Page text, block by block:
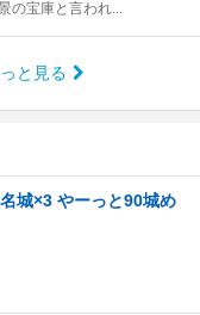
の宝庫と言われ...
と見る
城×3 やーっと90城め